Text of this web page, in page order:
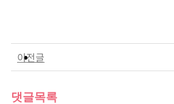
이전글
댓글목록